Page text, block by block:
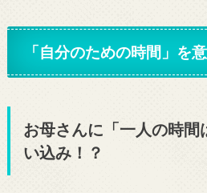
「自分のための時間」を
お母さんに「一人の時間
い込み！？